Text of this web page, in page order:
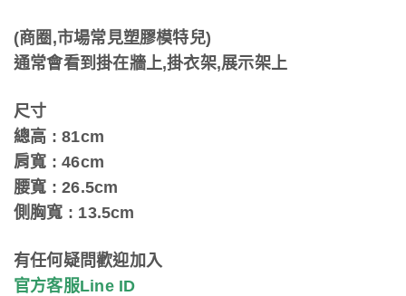
(商圈,市場常見塑膠模特兒)
通常會看到掛在牆上,掛衣架,展示架上
尺寸
總高 : 81cm
肩寬 : 46cm
腰寬 : 26.5cm
側胸寬 : 13.5cm
有任何疑問歡迎加入
官方客服Line ID